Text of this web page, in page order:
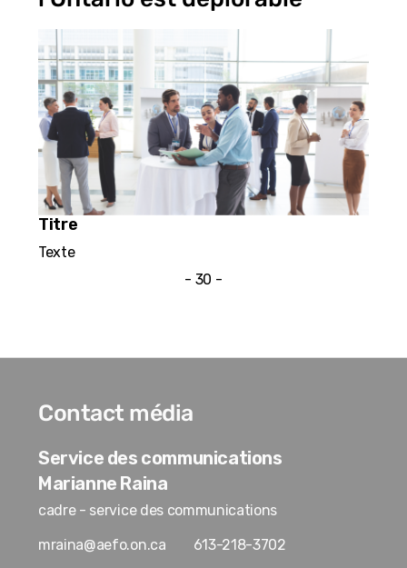
Titre
Texte
- 30 -
Contact média
Service des communications
Marianne Raina
cadre - service des communications
mraina@aefo.on.ca
613-218-3702